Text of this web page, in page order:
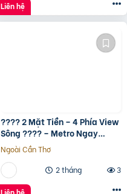
Liên hệ
???? 2 Mặt Tiền – 4 Phía View
Sông ???? – Metro Ngay
Trước Mặt ???? – Full Nội
Thất Smart Home Samsung
????
Ngoài Cần Thơ
2 tháng
3
Liên hệ